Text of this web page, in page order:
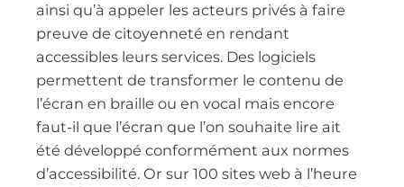
ainsi qu’à appeler les acteurs privés à faire
preuve de citoyenneté en rendant
accessibles leurs services. Des logiciels
permettent de transformer le contenu de
l’écran en braille ou en vocal mais encore
faut-il que l’écran que l’on souhaite lire ait
été développé conformément aux normes
d’accessibilité. Or sur 100 sites web à l’heure